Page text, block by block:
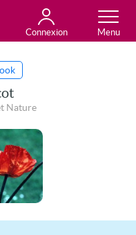
Connexion
Nature